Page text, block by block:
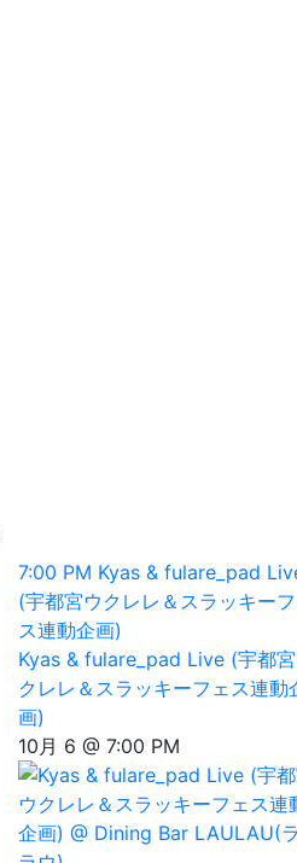
7:00 PM Kyas & fulare_pad
(宇都宮ウクレレ＆スラッキー
ス連動企画)
Kyas & fulare_pad Live (宇都
クレレ＆スラッキーフェス連動
画)
10月 6 @ 7:00 PM